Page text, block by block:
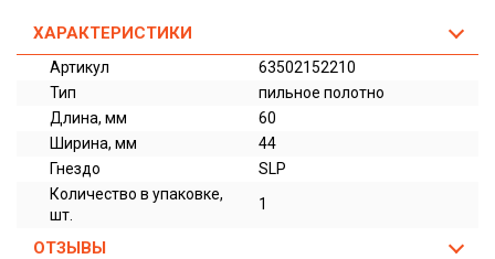
ХАРАКТЕРИСТИКИ
Артикул
63502152210
Тип
пильное полотно
Длина, мм
60
Ширина, мм
44
Гнездо
SLP
Количество в упаковке,
шт.
1
ОТЗЫВЫ